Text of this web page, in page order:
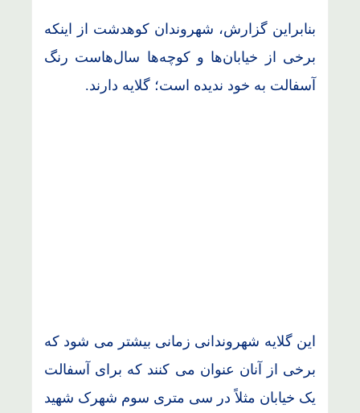
بنابراین گزارش، شهروندان کوهدشت از اینکه
برخی از خیابان‌ها و کوچه‌ها سال‌هاست رنگ
آسفالت به خود ندیده است؛ گلایه دارند.
این گلایه شهروندانی زمانی بیشتر می شود که
برخی از آنان عنوان می کنند که برای آسفالت
یک خیابان مثلاً در سی متری سوم شهرک شهید